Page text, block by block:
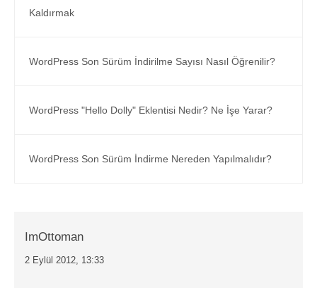
Kaldırmak
WordPress Son Sürüm İndirilme Sayısı Nasıl Öğrenilir?
WordPress "Hello Dolly" Eklentisi Nedir? Ne İşe Yarar?
WordPress Son Sürüm İndirme Nereden Yapılmalıdır?
ImOttoman
2 Eylül 2012, 13:33